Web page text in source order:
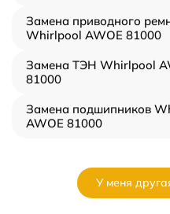
Замена приводного
Whirlpool AWOE 81000
Замена ТЭН Whirlpool
81000
Замена подшипников
AWOE 81000
У меня